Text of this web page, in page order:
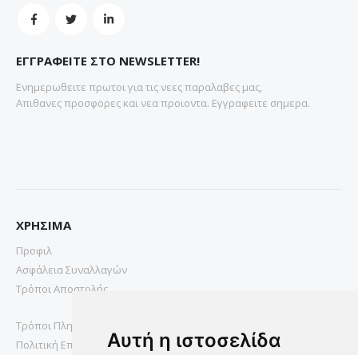
Αυτή η ιστοσελίδα
ΕΓΓΡΑΦΕΙΤΕ ΣΤΟ NEWSLETTER!
Ενημερωθειτε πρωτοι για τις νεες παραλαβες μας,
Απιθανες προσφορες και νεα προιοντα. Εγγραφειτε σημερα.
ΧΡΗΣΙΜΑ
Προφιλ
Ασφάλεια Συναλλαγών
Τρόποι Αποστολής
Τρόποι Πληρωμής
Πολιτική Επιστροφών